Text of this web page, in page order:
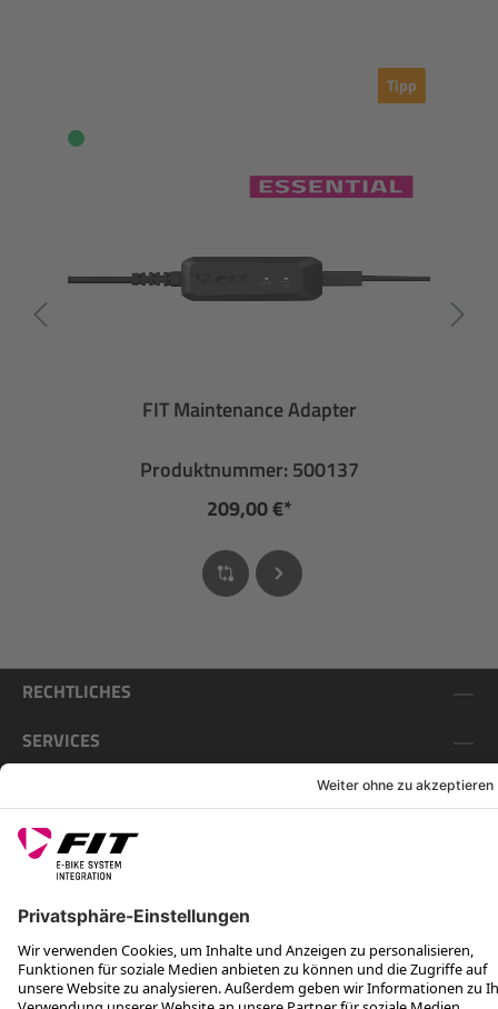
Tipp
FIT Maintenance Adapter
Produktnummer: 500137
209,00 €*
RECHTLICHES
SERVICES
FOLGE UNS AUF